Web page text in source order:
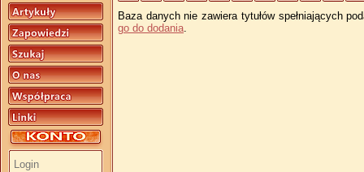
Baza danych nie zawiera tytułów spełniających
go do dodania.